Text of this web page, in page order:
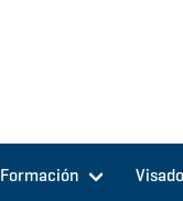
Formación